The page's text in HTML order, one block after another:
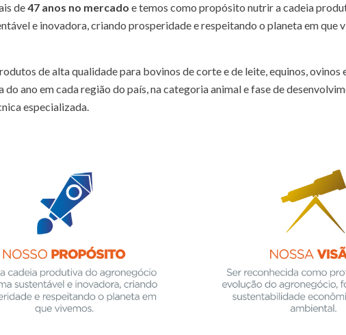
de47 anos no mercado e temos como propósito nutrir a cadeia
e inovadora, criando prosperidade e respeitando o planeta em que
de alta qualidade para bovinos de corte e de leite, equinos, ovinos
do ano em cada região do país, na categoria animal e fase de
especializada.